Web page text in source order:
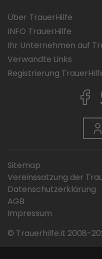
Über TrauerHilfe
INFO TrauerHilfe
Ihr Unternehmen auf
Verwandte Links
Registrierung
Sitemap
Vereinssatzung der
Datenschutzerklärung
AGB
Impressum
© Trauerhilfe.it 2008-